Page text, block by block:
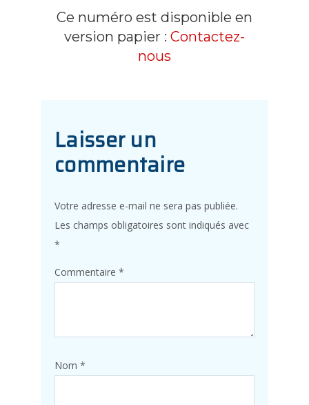
Ce numéro est disponible en
version papier : Contactez-
nous
Laisser un
commentaire
Votre adresse e-mail ne sera pas publiée.
Les champs obligatoires sont indiqués avec
*
Commentaire *
Nom *